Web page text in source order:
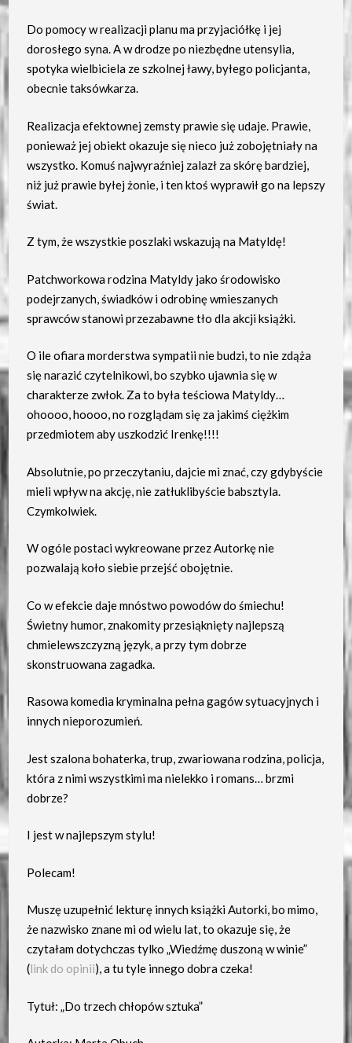
Do pomocy w realizacji planu ma przyjaciółkę i jej
dorosłego syna. A w drodze po niezbędne utensylia,
spotyka wielbiciela ze szkolnej ławy, byłego policjanta,
obecnie taksówkarza.
Realizacja efektownej zemsty prawie się udaje. Prawie,
ponieważ jej obiekt okazuje się nieco już zobojętniały na
wszystko. Komuś najwyraźniej zalazł za skórę bardziej,
niż już prawie byłej żonie, i ten ktoś wyprawił go na lepszy
świat.
Z tym, że wszystkie poszlaki wskazują na Matyldę!
Patchworkowa rodzina Matyldy jako środowisko
podejrzanych, świadków i odrobinę wmieszanych
sprawców stanowi przezabawne tło dla akcji książki.
O ile ofiara morderstwa sympatii nie budzi, to nie zdąża
się narazić czytelnikowi, bo szybko ujawnia się w
charakterze zwłok. Za to była teściowa Matyldy…
ohoooo, hoooo, no rozglądam się za jakimś ciężkim
przedmiotem aby uszkodzić Irenkę!!!!
Absolutnie, po przeczytaniu, dajcie mi znać, czy gdybyście
mieli wpływ na akcję, nie zatłuklibyście babsztyla.
Czymkolwiek.
W ogóle postaci wykreowane przez Autorkę nie
pozwalają koło siebie przejść obojętnie.
Co w efekcie daje mnóstwo powodów do śmiechu!
Świetny humor, znakomity przesiąknięty najlepszą
chmielewszczyzną język, a przy tym dobrze
skonstruowana zagadka.
Rasowa komedia kryminalna pełna gagów sytuacyjnych i
innych nieporozumień.
Jest szalona bohaterka, trup, zwariowana rodzina, policja,
która z nimi wszystkimi ma nielekko i romans… brzmi
dobrze?
I jest w najlepszym stylu!
Polecam!
Muszę uzupełnić lekturę innych książki Autorki, bo mimo,
że nazwisko znane mi od wielu lat, to okazuje się, że
czytałam dotychczas tylko „Wiedźmę duszoną w winie”
(link do opinii), a tu tyle innego dobra czeka!
Tytuł: „Do trzech chłopów sztuka”